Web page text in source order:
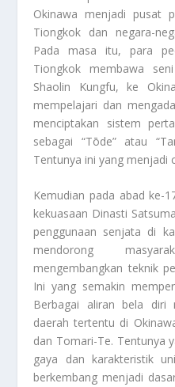
Okinawa menjadi pusat
Tiongkok dan negara-
Pada masa itu, para
Tiongkok membawa
Shaolin Kungfu, ke
mempelajari dan
menciptakan sistem
sebagai “Tōde” atau
Tentunya ini yang menjadi
Kemudian pada abad ke-
kekuasaan Dinasti
penggunaan senjata di
mendorong
mengembangkan teknik
Ini yang semakin
Berbagai aliran bela diri
daerah tertentu di
dan Tomari-Te. Tentunya
gaya dan karakteristik
berkembang menjadi